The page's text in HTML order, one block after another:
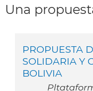
Una
PROPUESTA
SOLIDARIA Y
BOLIVIA